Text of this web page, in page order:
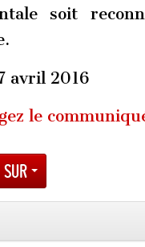
soit
avril 2016
le
sur